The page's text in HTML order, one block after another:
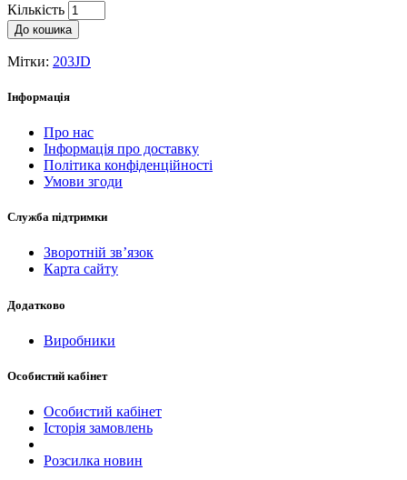
Кількість
До кошика
Мітки: 203JD
Інформація
Про нас
Інформація про доставку
Політика конфіденційності
Умови згоди
Служба підтримки
Зворотній зв’язок
Карта сайту
Додатково
Виробники
Особистий кабінет
Особистий кабінет
Історія замовлень
Розсилка новин